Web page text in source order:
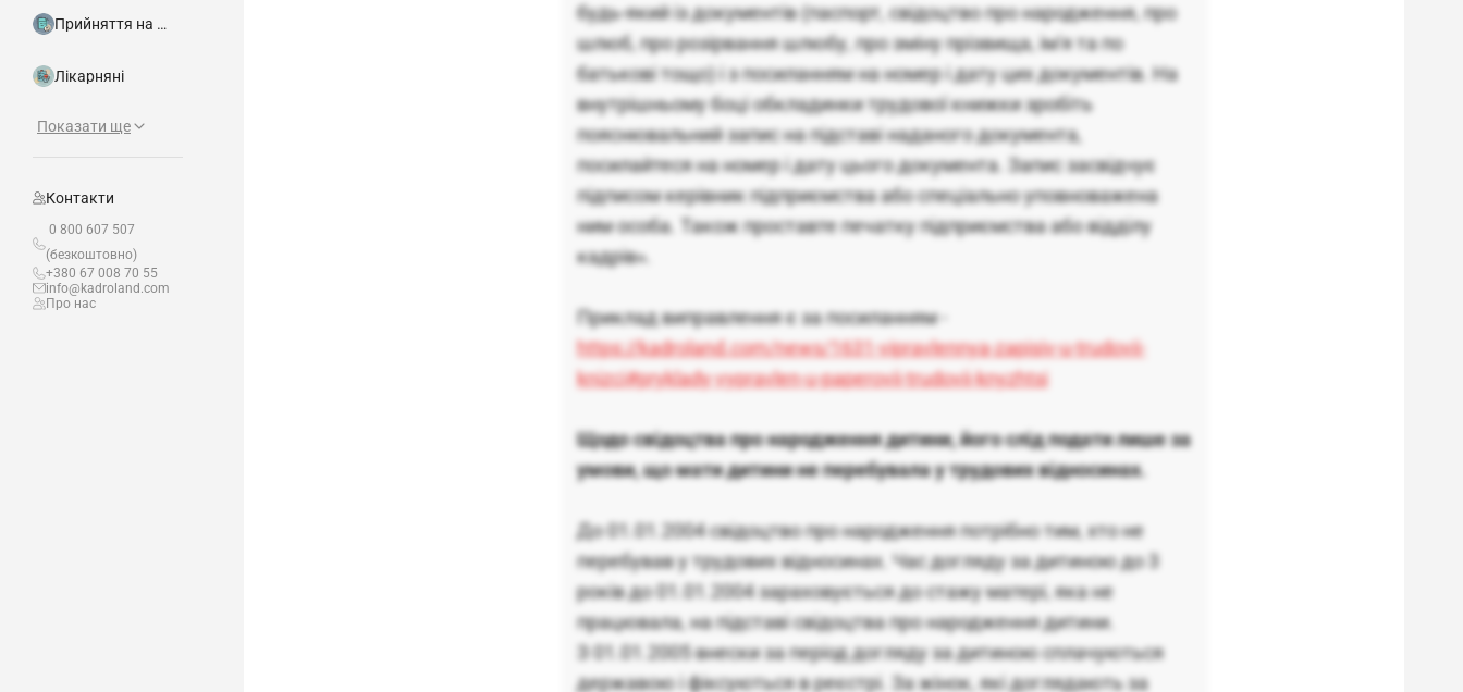
Прийняття на роботу
Лікарняні
Показати ще
Контакти
0 800 607 507
(безкоштовно)
+380 67 008 70 55
info@kadroland.com
Про нас
будь-який із документів (паспорт, свідоцтво про народження, про
шлюб, про розірвання шлюбу, про зміну прізвища, ім'я та по
батькові тощо) і з посиланням на номер і дату цих документів. На
внутрішньому боці обкладинки трудової книжки зробіть
пояснювальний запис на підставі наданого документа,
посилайтеся на номер і дату цього документа. Запис засвідчує
підписом керівник підприємства або спеціально уповноважена
ним особа. Також проставте печатку підприємства або відділу
кадрів».
Приклад виправлення є за посиланням -
https://kadroland.com/news/1631-vipravlennya-zapisiv-u-trudovii-
knizci#pryklady-vypravlen-u-paperovii-trudovii-knyzhtsi
Щодо свідоцтва про народження дитини, його слід подати лише за
умови, що мати дитини не перебувала у трудових відносинах.
До 01.01.2004 свідоцтво про народження потрібно тим, хто не
перебував у трудових відносинах. Час догляду за дитиною до 3
років до 01.01.2004 зараховується до стажу матері, яка не
працювала, на підставі свідоцтва про народження дитини.
З 01.01.2005 внески за період догляду за дитиною сплачуються
державою і фіксуються в реєстрі. За жінок, які доглядають за